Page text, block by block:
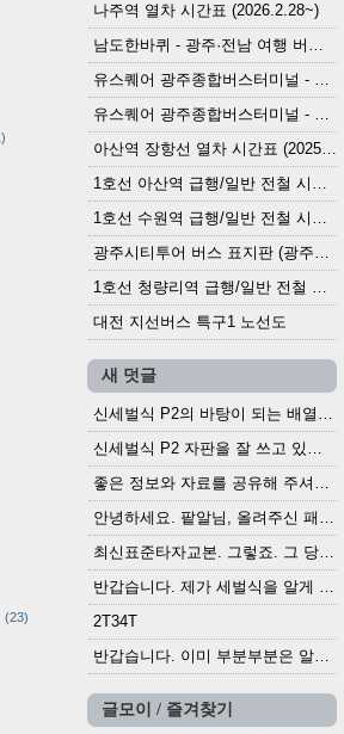
23
나주역 열차 시간표 (2026.2.28~)
남도한바퀴 - 광주·전남 여행 버스 노선 (2026.3.1~5.31)
유스퀘어 광주종합버스터미널 - 곡성,순천／화순,보성,율포 방면 시외버스 시간표 (2026.1.31)
유스퀘어 광주종합버스터미널 - 담양, 순창, 남원, 무주, 장수, 거창, 대구 방면 시외버스 시간표 (2026...
아산역 장항선 열차 시간표 (2025.12.30 기준) (무궁화호, ITX-마음, 새마을호, 서해금빛열차)
1호선 아산역 급행/일반 전철 시간표 (2025.12.30~)
1호선 수원역 급행/일반 전철 시간표 (2025.12.30~)
광주시티투어 버스 표지판 (광주역 정류장) (2024?)
1호선 청량리역 급행/일반 전철 시간표 · 노선도 (2025.12.30~)
대전 지선버스 특구1 노선도
새 덧글
신세벌식 P2의 바탕이 되는 배열이나 주요 기능...
신세벌식 P2 자판을 잘 쓰고 있습니다. 쓰기 편리...
좋은 정보와 자료를 공유해 주셔서 고맙습니다....
안녕하세요. 팥알님, 올려주신 패치 여러모로 감사...
최신표준타자교본. 그렇죠. 그 당시에 최신 표준...
반갑습니다. 제가 세벌식을 알게 되어 세벌식 써...
2T34T
반갑습니다. 이미 부분부분은 알려진 정보들이...
글모이 / 즐겨찾기